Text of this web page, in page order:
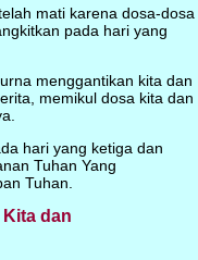
mati karena dosa-dosa
pada hari yang
menggantikan kita dan
memikul dosa kita dan
hari yang ketiga dan
Tuhan Yang
Tuhan.
dan